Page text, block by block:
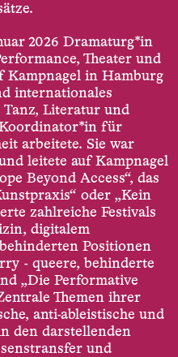
2026 Dramaturg*in
Theater und
Kampnagel in Hamburg
internationales
Tanz, Literatur und
für
arbeitete. Sie war
leitete auf Kampnagel
Beyond Access“, das
oder „Kein
zahlreiche Festivals
digitalem
Positionen
- queere, behinderte
„Die Performative
Themen ihrer
anti-ableistische und
den darstellenden
und